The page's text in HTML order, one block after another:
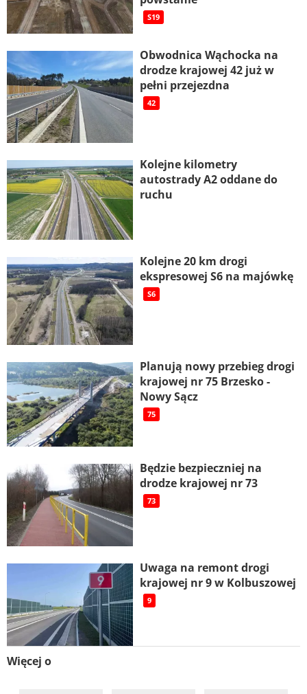
S19
Obwodnica Wąchocka na
drodze krajowej 42 już w
pełni przejezdna
42
Kolejne kilometry
autostrady A2 oddane do
ruchu
Kolejne 20 km drogi
ekspresowej S6 na majówkę
S6
Planują nowy przebieg drogi
krajowej nr 75 Brzesko -
Nowy Sącz
75
Będzie bezpieczniej na
drodze krajowej nr 73
73
Uwaga na remont drogi
krajowej nr 9 w Kolbuszowej
9
Więcej o